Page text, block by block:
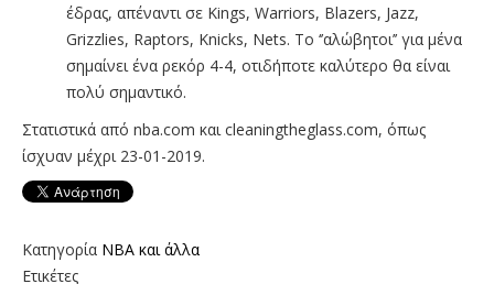
έδρας, απέναντι σε Kings, Warriors, Blazers, Jazz,
Grizzlies, Raptors, Knicks, Nets. Το ‘’αλώβητοι’’ για μένα
σημαίνει ένα ρεκόρ 4-4, οτιδήποτε καλύτερο θα είναι
πολύ σημαντικό.
Στατιστικά από nba.com και cleaningtheglass.com, όπως
ίσχυαν μέχρι 23-01-2019.
Κατηγορία NBA και άλλα
Ετικέτες